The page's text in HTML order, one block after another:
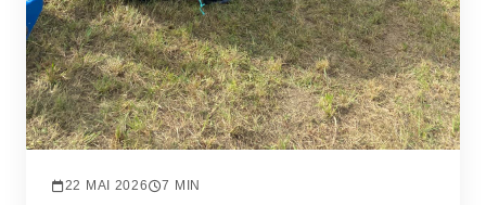
22 MAI 2026 7 MIN